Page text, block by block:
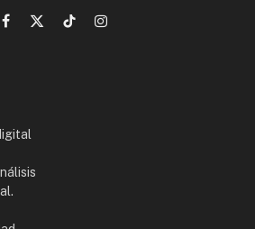
Facebook
X
TikTokInstagram